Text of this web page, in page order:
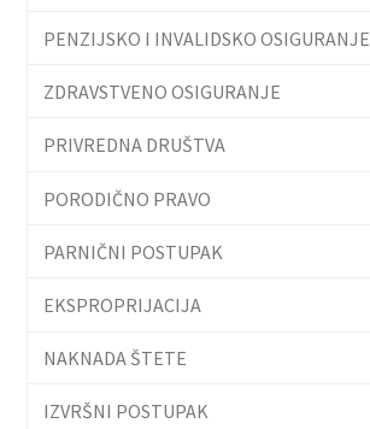
PENZIJSKO I INVALIDSKO OSIGURANJE
ZDRAVSTVENO OSIGURANJE
PRIVREDNA DRUŠTVA
PORODIČNO PRAVO
PARNIČNI POSTUPAK
EKSPROPRIJACIJA
NAKNADA ŠTETE
IZVRŠNI POSTUPAK